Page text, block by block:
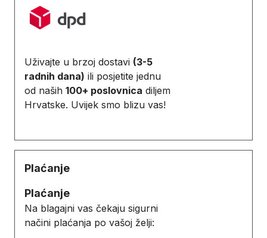
Uživajte u brzoj dostavi (3-5
radnih dana) ili posjetite jednu
od naših 100+ poslovnica diljem
Hrvatske. Uvijek smo blizu vas!
Plaćanje
Plaćanje
Na blagajni vas čekaju sigurni
načini plaćanja po vašoj želji: